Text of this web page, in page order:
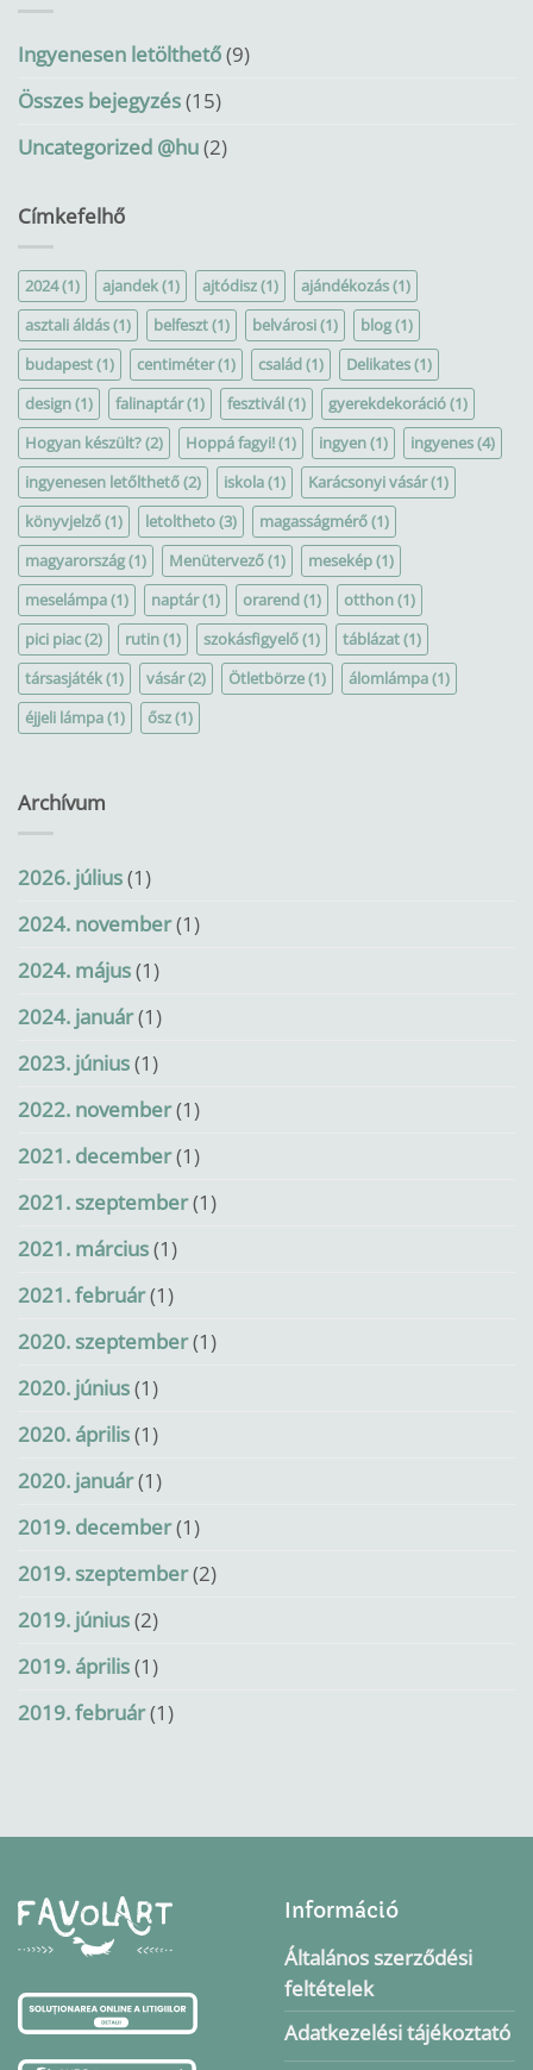
Ingyenesen letölthető(9)
Összes bejegyzés(15)
Uncategorized @hu(2)
Címkefelhő
2024(1) ajandek(1) ajtódisz(1) ajándékozás(1)
asztali áldás(1) belfeszt(1) belvárosi(1) blog(1)
budapest(1) centiméter(1) család(1) Delikates(1)
design(1) falinaptár(1) fesztivál(1) gyerekdekoráció(1)
Hogyan készült?(2) Hoppá fagyi!(1) ingyen(1) ingyenes(4)
ingyenesen letőlthető(2) iskola(1) Karácsonyi vásár(1)
könyvjelző(1) letoltheto(3) magasságmérő(1)
magyarország(1) Menütervező(1) mesekép(1)
meselámpa(1) naptár(1) orarend(1) otthon(1)
pici piac(2) rutin(1) szokásfigyelő(1) táblázat(1)
társasjáték(1) vásár(2) Ötletbörze(1) álomlámpa(1)
éjjeli lámpa(1) ősz(1)
Archívum
2026. július(1)
2024. november(1)
2024. május(1)
2024. január(1)
2023. június(1)
2022. november(1)
2021. december(1)
2021. szeptember(1)
2021. március(1)
2021. február(1)
2020. szeptember(1)
2020. június(1)
2020. április(1)
2020. január(1)
2019. december(1)
2019. szeptember(2)
2019. június(2)
2019. április(1)
2019. február(1)
Információ
Általános szerződési
feltételek
Adatkezelési tájékoztató